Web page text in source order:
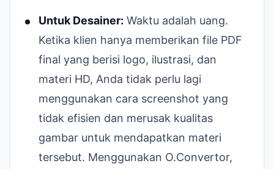
Untuk Desainer: Waktu adalah uang.
Ketika klien hanya memberikan file PDF
final yang berisi logo, ilustrasi, dan
materi HD, Anda tidak perlu lagi
menggunakan cara screenshot yang
tidak efisien dan merusak kualitas
gambar untuk mendapatkan materi
tersebut. Menggunakan O.Convertor,